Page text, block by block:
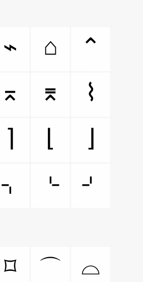
⌁ ⌂
⌃
⌅ ⌆
⌇
⌉
⌍ ⌎ ⌏
⌑ ⌒
⌓